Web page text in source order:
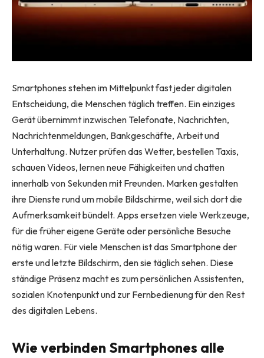
Smartphones stehen im Mittelpunkt fast jeder digitalen
Entscheidung, die Menschen täglich treffen. Ein einziges
Gerät übernimmt inzwischen Telefonate, Nachrichten,
Nachrichtenmeldungen, Bankgeschäfte, Arbeit und
Unterhaltung. Nutzer prüfen das Wetter, bestellen Taxis,
schauen Videos, lernen neue Fähigkeiten und chatten
innerhalb von Sekunden mit Freunden. Marken gestalten
ihre Dienste rund um mobile Bildschirme, weil sich dort die
Aufmerksamkeit bündelt. Apps ersetzen viele Werkzeuge,
für die früher eigene Geräte oder persönliche Besuche
nötig waren. Für viele Menschen ist das Smartphone der
erste und letzte Bildschirm, den sie täglich sehen. Diese
ständige Präsenz macht es zum persönlichen Assistenten,
sozialen Knotenpunkt und zur Fernbedienung für den Rest
des digitalen Lebens.
Wie verbinden Smartphones alle